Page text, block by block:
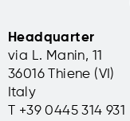
Headquarter
via L. Manin, 11
36016 Thiene (VI)
Italy
T +39 0445 314 931